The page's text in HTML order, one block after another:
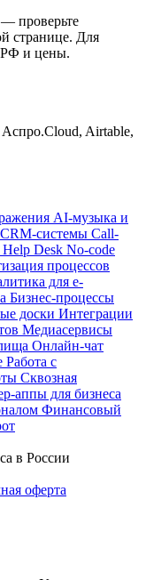
— проверьте
странице. Для
РФ и цены.
Airtable,
AI-музыка и
CRM-системы Call-
Help Desk No-code
процессов
для e-
Бизнес-процессы
доски Интеграции
Медиасервисы
Онлайн-чат
Работа с
Сквозная
аппы для бизнеса
Финансовый
в России
оферта